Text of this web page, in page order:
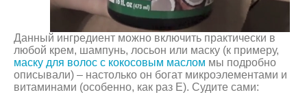
Данный ингредиент можно включить практически в
любой крем, шампунь, лосьон или маску (к примеру,
маску для волос с кокосовым маслом мы подробно
описывали) – настолько он богат микроэлементами и
витаминами (особенно, как раз Е). Судите сами: